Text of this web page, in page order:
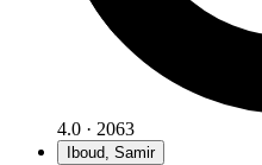
4.0 · 2063
Iboud, Samir